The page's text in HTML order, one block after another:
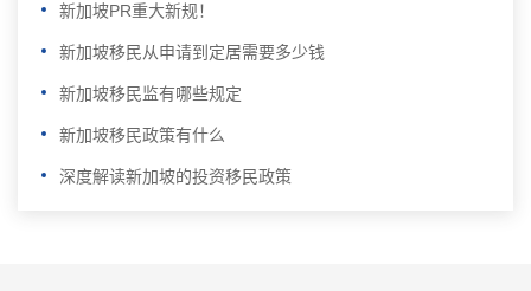
新加坡PR重大新规！
新加坡移民从申请到定居需要多少钱
新加坡移民监有哪些规定
新加坡移民政策有什么
深度解读新加坡的投资移民政策